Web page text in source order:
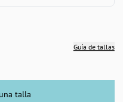
Guía de tallas
talla